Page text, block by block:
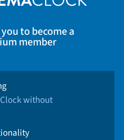
to become a
member
without